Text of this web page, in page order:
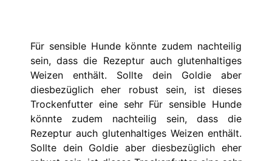
Für sensible Hunde könnte zudem nachteilig
sein, dass die Rezeptur auch glutenhaltiges
Weizen enthält. Sollte dein Goldie aber
diesbezüglich eher robust sein, ist dieses
Trockenfutter eine sehr Für sensible Hunde
könnte zudem nachteilig sein, dass die
Rezeptur auch glutenhaltiges Weizen enthält.
Sollte dein Goldie aber diesbezüglich eher